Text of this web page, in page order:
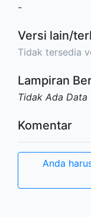
-
Versi lain/
Tidak tersedia
Lampiran
Tidak Ada Data
Komentar
Anda